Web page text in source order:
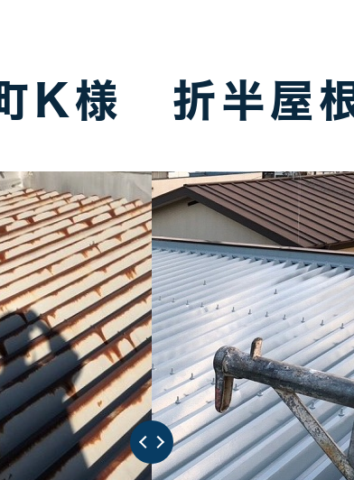
K様 折半屋